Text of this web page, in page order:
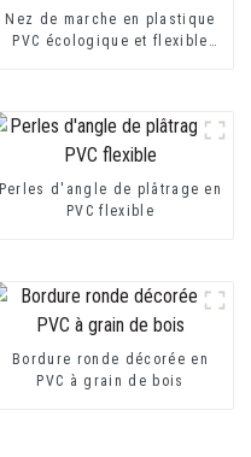
Nez de marche en plastique
PVC écologique et flexible
Perles d'angle de plâtrage en
PVC flexible
Bordure ronde décorée en
PVC à grain de bois